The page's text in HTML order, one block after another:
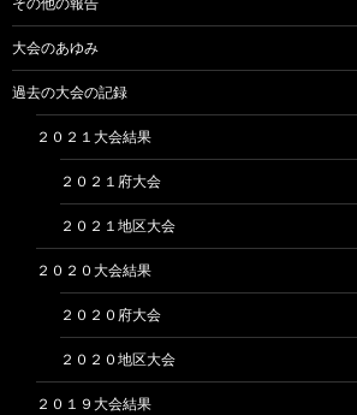
大会のあゆみ
過去の大会の記録
２０２１大会結果
２０２１府大会
２０２１地区大会
２０２０大会結果
２０２０府大会
２０２０地区大会
２０１９大会結果